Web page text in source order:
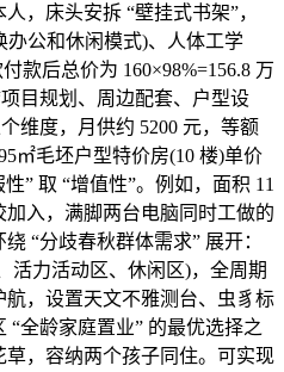
，床头安拆 “壁挂式书架”，
办公和休闲模式)、人体工学
款后总价为 160×98%=156.8 万
目规划、周边配套、户型设
维度，月供约 5200 元，等额
㎡毛坯户型特价房(10 楼)单价
” 取 “增值性”。例如，面积 11
入，满脚两台电脑同时工做的
“分歧春秋群体需求” 展开：
活力活动区、休闲区)，全周期
，设置天文不雅测台、虫豸标
全龄家庭置业” 的最优选择之
，容纳两个孩子同住。可实现